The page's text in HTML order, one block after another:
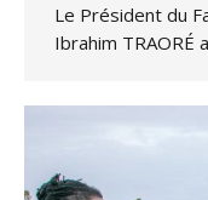
Le Président du
Ibrahim TRAORÉ